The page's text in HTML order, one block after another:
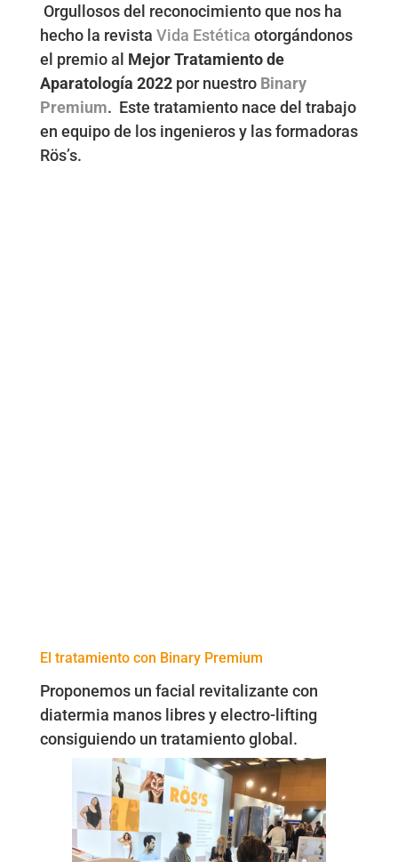
Orgullosos del reconocimiento que nos ha
hecho la revista Vida Estética otorgándonos
el premio al Mejor Tratamiento de
Aparatología 2022 por nuestro Binary
Premium. Este tratamiento nace del trabajo
en equipo de los ingenieros y las formadoras
Rös’s.
El tratamiento con Binary Premium
Proponemos un facial revitalizante con
diatermia manos libres y electro-lifting
consiguiendo un tratamiento global.